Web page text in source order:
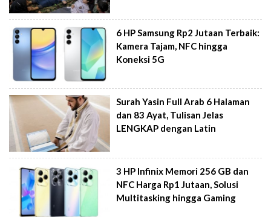
6 HP Samsung Rp2 Jutaan Terbaik:
Kamera Tajam, NFC hingga
Koneksi 5G
Surah Yasin Full Arab 6 Halaman
dan 83 Ayat, Tulisan Jelas
LENGKAP dengan Latin
3 HP Infinix Memori 256 GB dan
NFC Harga Rp1 Jutaan, Solusi
Multitasking hingga Gaming